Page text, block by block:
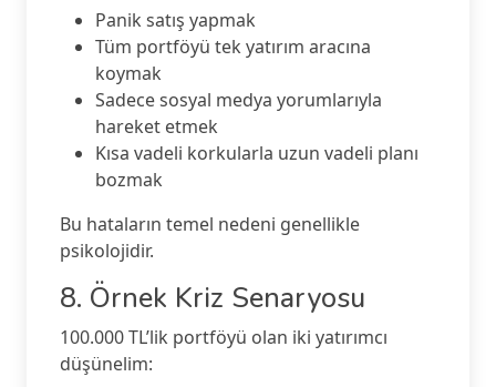
Panik satış yapmak
Tüm portföyü tek yatırım aracına
koymak
Sadece sosyal medya yorumlarıyla
hareket etmek
Kısa vadeli korkularla uzun vadeli planı
bozmak
Bu hataların temel nedeni genellikle
psikolojidir.
8. Örnek Kriz Senaryosu
100.000 TL’lik portföyü olan iki yatırımcı
düşünelim: